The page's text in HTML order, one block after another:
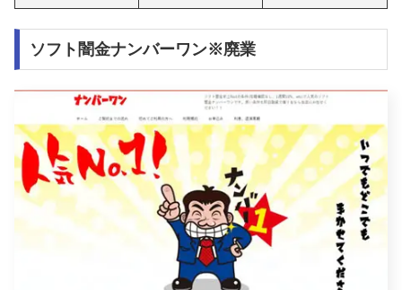
ソフト闇金ナンバーワン※廃業